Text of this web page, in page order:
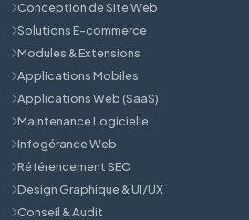
Conception de Site Web
Solutions E-commerce
Modules & Extensions
Applications Mobiles
Applications Web (SaaS)
Maintenance Logicielle
Infogérance Web
Référencement SEO
Design Graphique & UI/UX
Conseil & Audit